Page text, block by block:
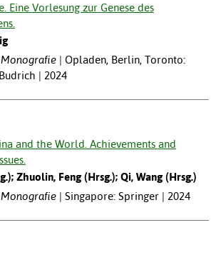
Eine Vorlesung zur Genese des
Monografie
Opladen, Berlin, Toronto:
| 2024
and the World. Achievements and
Zhuolin, Feng (Hrsg.); Qi, Wang (Hrsg.)
Monografie
Singapore: Springer | 2024